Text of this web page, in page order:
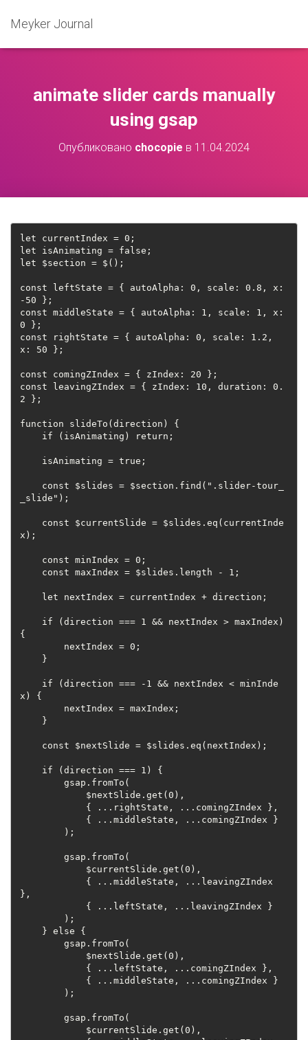
Meyker Journal
animate slider cards manually
using gsap
Опубликовано chocopie в 11.04.2024
let currentIndex = 0;
let isAnimating = false;
let $section = $();
const leftState = { autoAlpha: 0, scale: 0.8, x:
-50 };
const middleState = { autoAlpha: 1, scale: 1, x:
0 };
const rightState = { autoAlpha: 0, scale: 1.2,
x: 50 };
const comingZIndex = { zIndex: 20 };
const leavingZIndex = { zIndex: 10, duration: 0.
2 };
function slideTo(direction) {
    if (isAnimating) return;
    isAnimating = true;
_slide");
x);
    const minIndex = 0;
    const maxIndex = $slides.length - 1;
    let nextIndex = currentIndex + direction;
{
        nextIndex = 0;
    }
x) {
        nextIndex = maxIndex;
    }
    const $nextSlide = $slides.eq(nextIndex);
    if (direction === 1) {
        gsap.fromTo(
            $nextSlide.get(0),
            { ...rightState, ...comingZIndex },
            { ...middleState, ...comingZIndex }
        );
        gsap.fromTo(
            $currentSlide.get(0),
},
            { ...leftState, ...leavingZIndex }
        );
    } else {
        gsap.fromTo(
            $nextSlide.get(0),
            { ...leftState, ...comingZIndex },
            { ...middleState, ...comingZIndex }
        );
        gsap.fromTo(
            $currentSlide.get(0),